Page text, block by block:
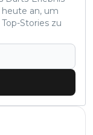
an, um
Stories zu